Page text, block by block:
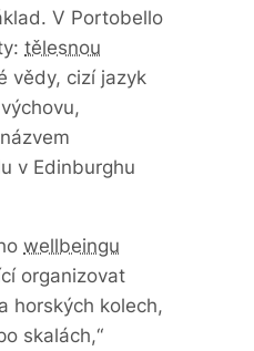
V Portobello
tělesnou
vědy, cizí jazyk
v Edinburghu
wellbeingu
organizovat
horských kolech,
skalách,“